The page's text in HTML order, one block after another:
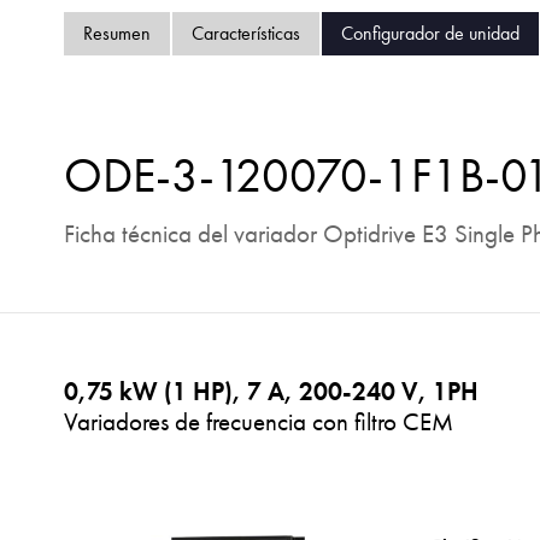
Resumen Características Configurador de unidad
ODE-3-120070-1F1B-01
Ficha técnica del variador Optidrive E3 Single
0,75 kW (1 HP), 7 A, 200-240 V, 1PH
Variadores de frecuencia con filtro CEM